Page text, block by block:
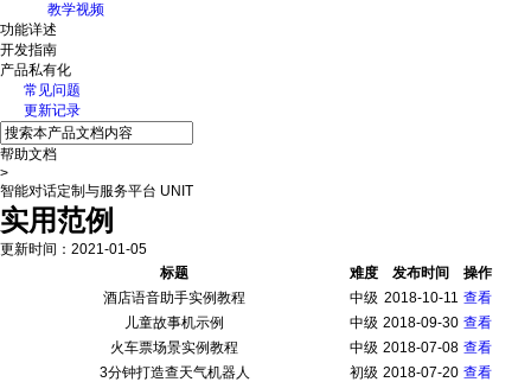
教学视频
功能详述
开发指南
产品私有化
常见问题
更新记录
帮助文档
>
智能对话定制与服务平台 UNIT
实用范例
更新时间 ： 2021-01-05
标题
难度 发布时间
操作
酒店语音助手实例教程
中级 2018-10-11 查看
儿童故事机示例
中级 2018-09-30 查看
火车票场景实例教程
中级 2018-07-08 查看
3分钟打造查天气机器人
初级 2018-07-20 查看